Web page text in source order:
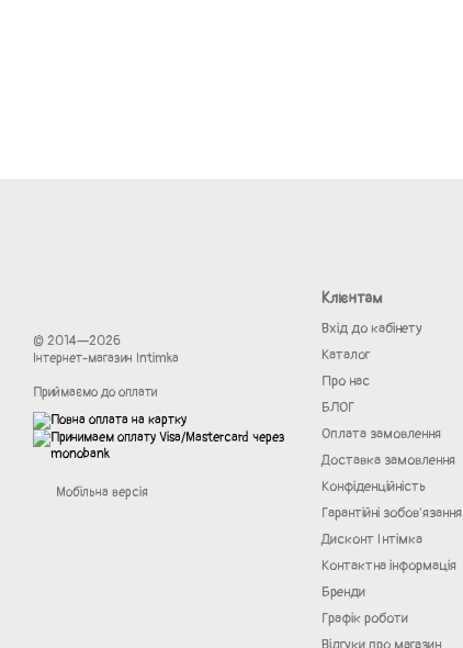
© 2014—2026
Інтернет-магазин Intimka
Приймаємо до оплати
Мобільна версія
Клієнтам
Вхід до кабінету
Каталог
Про нас
БЛОГ
Оплата замовлення
Доставка замовлення
Конфіденційність
Гарантійні зобов'язання
Дисконт Інтімка
Контактна інформація
Бренди
Графік роботи